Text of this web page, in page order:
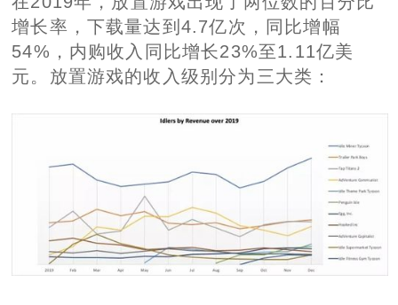
增长率，下载量达到4.7亿次，同比增幅
54%，内购收入同比增长23%至1.11亿美
元。放置游戏的收入级别分为三大类：